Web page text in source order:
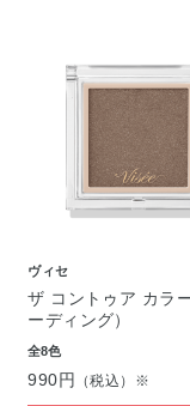
ヴィセ
ザ コントゥア カラ
ーディング）
全8色
990円 （税込）※